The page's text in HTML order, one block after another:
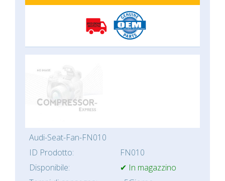
Audi-Seat-Fan-FN010
ID Prodotto:
FN010
Disponibile:
✔ In magazzino